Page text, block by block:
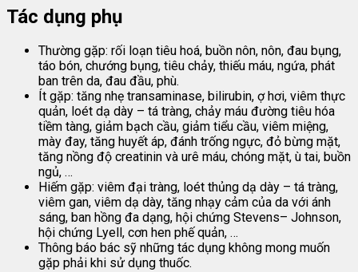
Tác dụng phụ
Thường gặp: rối loạn tiêu hoá, buồn nôn, nôn, đau bụng,
táo bón, chướng bụng, tiêu chảy, thiếu máu, ngứa, phát
ban trên da, đau đầu, phù.
Ít gặp: tăng nhẹ transaminase, bilirubin, ợ hơi, viêm thực
quản, loét dạ dày – tá tràng, chảy máu đường tiêu hóa
tiềm tàng, giảm bạch cầu, giảm tiểu cầu, viêm miệng,
mày đay, tăng huyết áp, đánh trống ngực, đỏ bừng mặt,
tăng nồng độ creatinin và urê máu, chóng mặt, ù tai, buồn
ngủ, …
Hiếm gặp: viêm đại tràng, loét thủng dạ dày – tá tràng,
viêm gan, viêm dạ dày, tăng nhạy cảm của da với ánh
sáng, ban hồng đa dạng, hội chứng Stevens– Johnson,
hội chứng Lyell, cơn hen phế quản, …
Thông báo bác sỹ những tác dụng không mong muốn
gặp phải khi sử dụng thuốc.